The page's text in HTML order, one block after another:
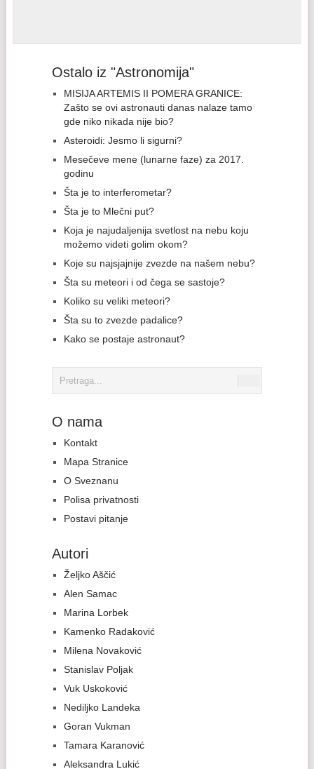
Ostalo iz "Astronomija"
MISIJA ARTEMIS II POMERA GRANICE:
Zašto se ovi astronauti danas nalaze tamo
gde niko nikada nije bio?
Asteroidi: Jesmo li sigurni?
Mesečeve mene (lunarne faze) za 2017.
godinu
Šta je to interferometar?
Šta je to Mlečni put?
Koja je najudaljenija svetlost na nebu koju
možemo videti golim okom?
Koje su najsjajnije zvezde na našem nebu?
Šta su meteori i od čega se sastoje?
Koliko su veliki meteori?
Šta su to zvezde padalice?
Kako se postaje astronaut?
O nama
Kontakt
Mapa Stranice
O Sveznanu
Polisa privatnosti
Postavi pitanje
Autori
Željko Aščić
Alen Samac
Marina Lorbek
Kamenko Radaković
Milena Novaković
Stanislav Poljak
Vuk Uskoković
Nediljko Landeka
Goran Vukman
Tamara Karanović
Aleksandra Lukić